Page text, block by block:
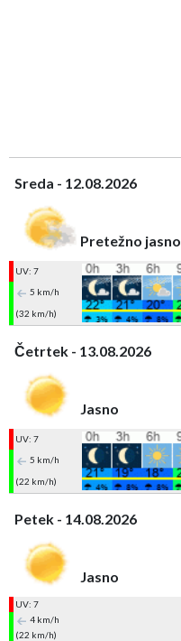
Sreda - 12.08.2026
Pretežno jasno
UV: 7
5 km/h
(32 km/h)
Četrtek - 13.08.2026
Jasno
UV: 7
5 km/h
(22 km/h)
Petek - 14.08.2026
Jasno
UV: 7
4 km/h
(22 km/h)